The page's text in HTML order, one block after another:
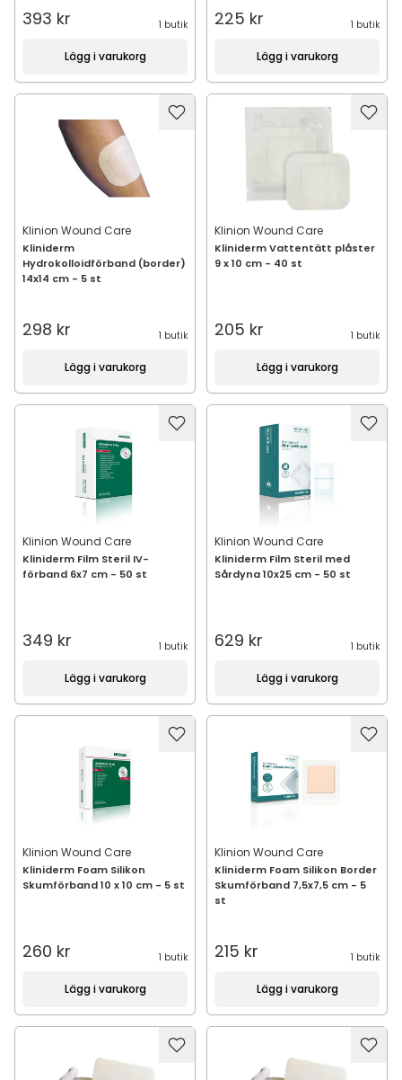
393 kr 1 butik
Lägg i varukorg
225 kr 1 butik
Lägg i varukorg
Klinion Wound Care
Kliniderm
Hydrokolloidförband (border)
14x14 cm - 5 st
298 kr 1 butik
Lägg i varukorg
Klinion Wound Care
Kliniderm Vattentätt plåster
9 x 10 cm - 40 st
205 kr 1 butik
Lägg i varukorg
Klinion Wound Care
Kliniderm Film Steril IV-
förband 6x7 cm - 50 st
349 kr 1 butik
Lägg i varukorg
Klinion Wound Care
Kliniderm Film Steril med
Sårdyna 10x25 cm - 50 st
629 kr 1 butik
Lägg i varukorg
Klinion Wound Care
Kliniderm Foam Silikon
Skumförband 10 x 10 cm - 5 st
260 kr 1 butik
Lägg i varukorg
Klinion Wound Care
Kliniderm Foam Silikon Border
Skumförband 7,5x7,5 cm - 5
st
215 kr 1 butik
Lägg i varukorg